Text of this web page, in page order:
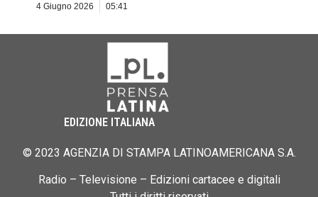
4 Giugno 2026 05:41
EDIZIONE ITALIANA
© 2023 AGENZIA DI STAMPA LATINOAMERICANA S.A.
Radio – Televisione – Edizioni cartacee e digitali